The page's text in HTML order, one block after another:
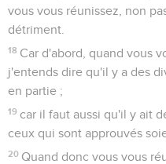
vous vous réunissez, non
détriment.
18 Car d'abord, quand vous
j'entends dire qu'il y a des
en partie ;
19 car il faut aussi qu'il y ait
ceux qui sont approuvés
20 Quand donc vous vous